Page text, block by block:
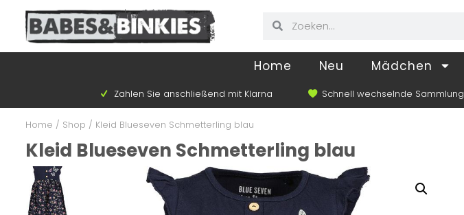
Home Neu Mädchen
Zahlen Sie anschließend mit Klarna Schnell wechselnde Sammlung
Home / Shop / Kleid Blueseven Schmetterling blau
Kleid Blueseven Schmetterling blau